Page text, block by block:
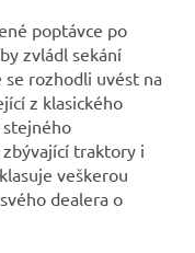
poptávce po
zvládl sekání
rozhodli uvést na
z klasického
traktory i
veškerou
dealera o